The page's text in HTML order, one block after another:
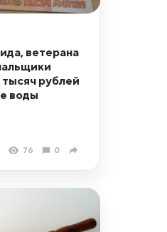
ветерана
тысяч рублей
воды
76 0